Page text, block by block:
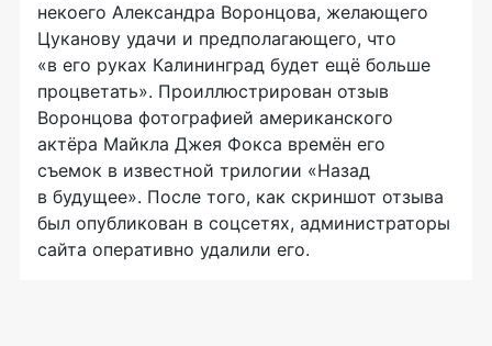
некоего Александра Воронцова, желающего
Цуканову удачи и предполагающего, что
«в его руках Калининград будет ещё больше
процветать». Проиллюстрирован отзыв
Воронцова фотографией американского
актёра Майкла Джея Фокса времён его
съемок в известной трилогии «Назад
в будущее». После того, как скриншот отзыва
был опубликован в соцсетях, администраторы
сайта оперативно удалили его.